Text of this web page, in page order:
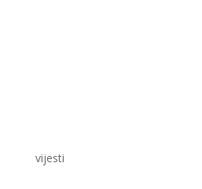
vijesti